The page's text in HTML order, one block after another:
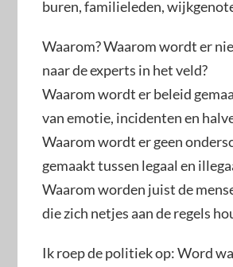
buren, familieleden,
Waarom? Waarom wordt er
naar de experts in het veld?
Waarom wordt er beleid
van emotie, incidenten en
Waarom wordt er geen
gemaakt tussen legaal en
Waarom worden juist de
die zich netjes aan de regels
Ik roep de politiek op: Word